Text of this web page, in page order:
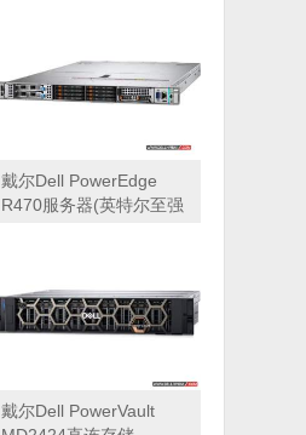
PERC H965i阵列卡丨
800W双电源丨三年保修)
戴尔Dell PowerEdge
R470服务器(英特尔至强
H965i阵列卡丨800W双电
源丨三年保修)
戴尔Dell PowerVault